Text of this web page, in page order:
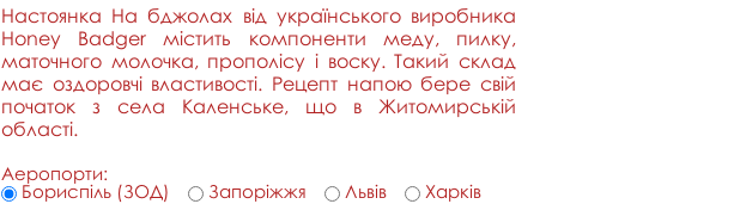
Настоянка На бджолах від українського виробника
Honey Badger містить компоненти меду, пилку,
маточного молочка, прополісу і воску. Такий склад
має оздоровчі властивості. Рецепт напою бере свій
початок з села Каленське, що в Житомирській
області.
Аеропорти:
Бориспіль (ЗОД)
Запоріжжя Львів Харків